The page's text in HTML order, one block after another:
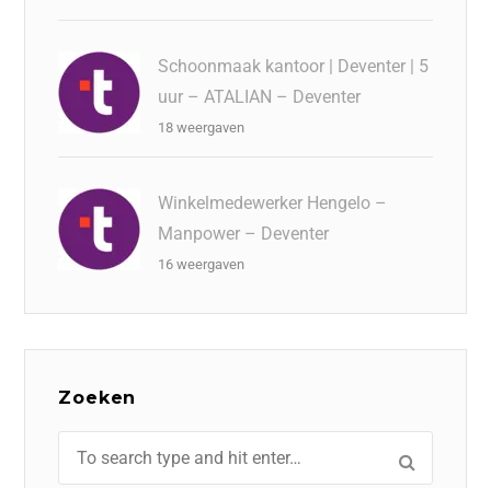
Schoonmaak kantoor | Deventer | 5
uur – ATALIAN – Deventer
18 weergaven
Winkelmedewerker Hengelo –
Manpower – Deventer
16 weergaven
Zoeken